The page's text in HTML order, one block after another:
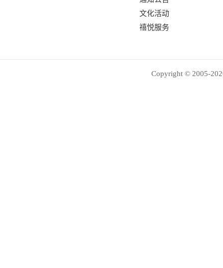
文化活动
禧悦服务
Copyright © 2005-